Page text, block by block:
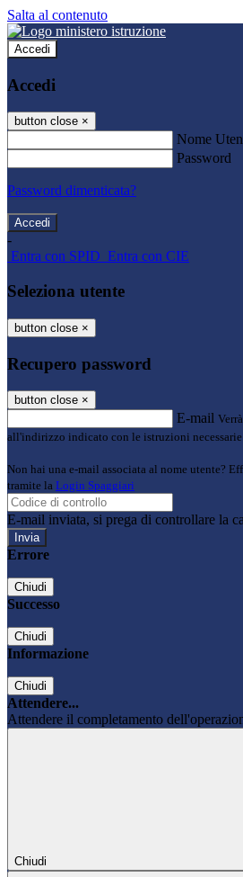
Salta al contenuto
Accedi
Accedi
button close ×
Nome
Password
Password dimenticata?
-
Entra con SPID Entra con CIE
Seleziona utente
button close ×
Recupero password
button close ×
E-mail
all'indirizzo indicato con le istruzioni necessarie.
Non hai una e-mail associata al nome utente?
tramite la Login Spaggiari
E-mail inviata, si prega di controllare la
Errore
Chiudi
Successo
Chiudi
Informazione
Chiudi
Attendere...
Attendere il completamento
Chiudi